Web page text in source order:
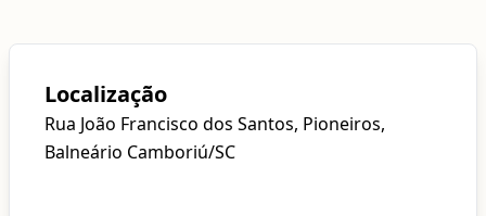
Localização
Rua João Francisco dos Santos, Pioneiros,
Balneário Camboriú/SC